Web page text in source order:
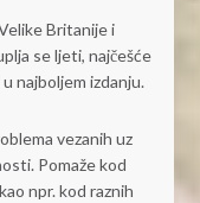
Britanije i
se ljeti, najčešće
najboljem izdanju.
vezanih uz
Pomaže kod
npr. kod raznih